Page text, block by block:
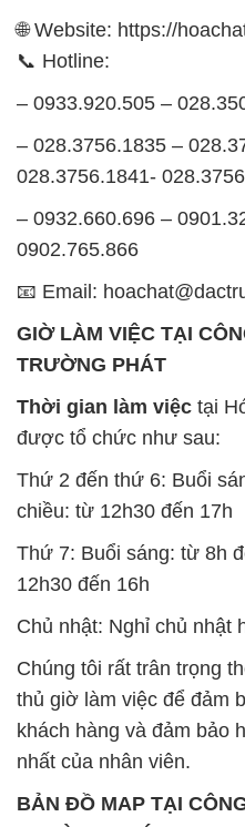
🌐 Website: https://
📞 Hotline:
– 0933.920.505 –
– 028.3756.1835 –
028.3756.1841-
– 0932.660.696 –
0902.765.866
📧 Email:
GIỜ LÀM VIỆC TẠI
TRƯỜNG PHÁT
Thời gian làm việc tại
được tổ chức như sau:
Thứ 2 đến thứ 6: Buổi
chiều: từ 12h30 đến 17h
Thứ 7: Buổi sáng: từ 8h
12h30 đến 16h
Chủ nhật: Nghỉ chủ nhật
Chúng tôi rất trân trọng
thủ giờ làm việc để đảm
khách hàng và đảm bảo
nhất của nhân viên.
BẢN ĐỒ MAP TẠI